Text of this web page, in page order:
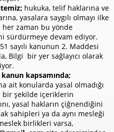
hukuka, telif haklarına ve
yasalara saygılı olmayı ilke
her zaman bu yönde
sürdürmeye devam ediyor.
sayılı kanunun 2. Maddesi
Bilgi bir yer sağlayıcı olarak
kanun kapsamında;
ait konularda yasal olmadığı
şekilde içeriklerin
yasal hakların çiğnendiğini
sahipleri ya da aynı mesleği
birlikleri varsa,